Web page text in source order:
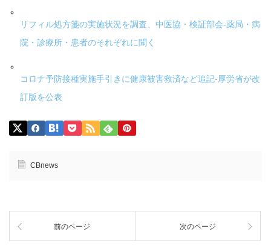
リフィル処方箋の実施状況を調査、中医協・検証部会-薬局・病
院・診療所・患者のそれぞれに聞く
コロナ予防接種実施手引きに健康被害救済など追記-厚労省が改
訂版を公表
CBnews
前のページ 次のページ